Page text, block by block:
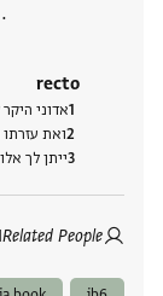
recto
אדוני
ואת
ייתן לך
Related People